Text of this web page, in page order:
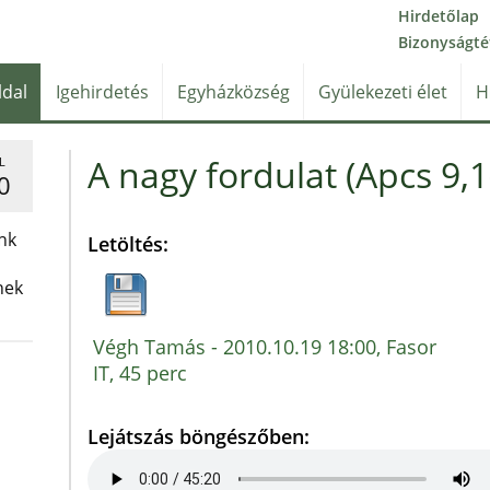
Hirdetőlap
Igehirdetés Egyházközség Gyülekezeti élet
A nagy fordulat (Apcs
Letöltés:
Végh Tamás - 2010.10.19 18:00, Fasor
IT, 45 perc
Lejátszás böngészőben: